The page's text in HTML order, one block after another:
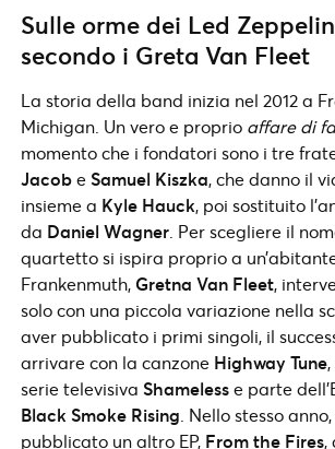
Sulle orme dei Led
secondo i Greta Van Fleet
La storia della band inizia nel 2012 a
Michigan. Un vero e proprio affare di
momento che i fondatori sono i tre
Jacobe Samuel Kiszka, che danno il
insieme a Kyle Hauck, poi sostituito
da Daniel Wagner . Per scegliere il
quartetto si ispira proprio a
Frankenmuth, Gretna Van Fleet,
solo con una piccola variazione nella
aver pubblicato i primi singoli, il
arrivare con la canzone Highway Tune
serie televisiva Shamelesse parte
Black Smoke Rising . Nello stesso
pubblicato un altro EP, From the Fires,